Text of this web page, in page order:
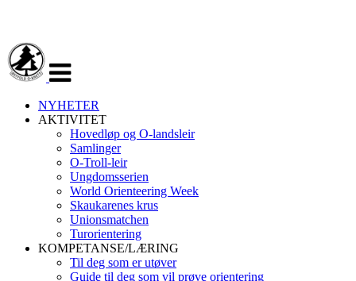
navigasjon
NYHETER
AKTIVITET
Hovedløp og O-landsleir
Samlinger
O-Troll-leir
Ungdomsserien
World Orienteering Week
Skaukarenes krus
Unionsmatchen
Turorientering
KOMPETANSE/LÆRING
Til deg som er utøver
Guide til deg som vil prøve orientering